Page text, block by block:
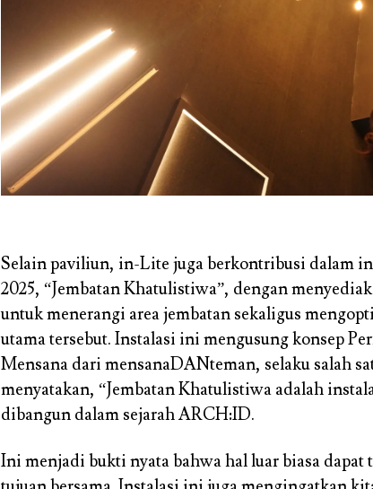
Selain paviliun, in-Lite juga berkontribusi dalam
2025, “Jembatan Khatulistiwa”, dengan
untuk menerangi area jembatan sekaligus
utama tersebut. Instalasi ini mengusung konsep
Mensana dari mensanaDANteman, selaku salah
menyatakan, “Jembatan Khatulistiwa adalah
dibangun dalam sejarah ARCH:ID.
Ini menjadi bukti nyata bahwa hal luar biasa dapat